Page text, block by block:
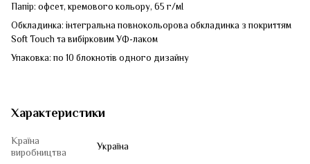
Папір: офсет, кремового кольору, 65 г/мІ
Обкладинка: інтегральна повнокольорова обкладинка з покриттям
Soft Touch та вибірковим УФ-лаком
Упаковка: по 10 блокнотів одного дизайну
Характеристики
Країна
виробництва
Україна